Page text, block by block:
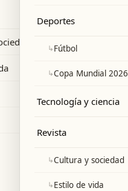
Deportes
↳Fútbol
↳Copa Mundial 2026
Tecnología y ciencia
Revista
↳Cultura y sociedad
↳Estilo de vida